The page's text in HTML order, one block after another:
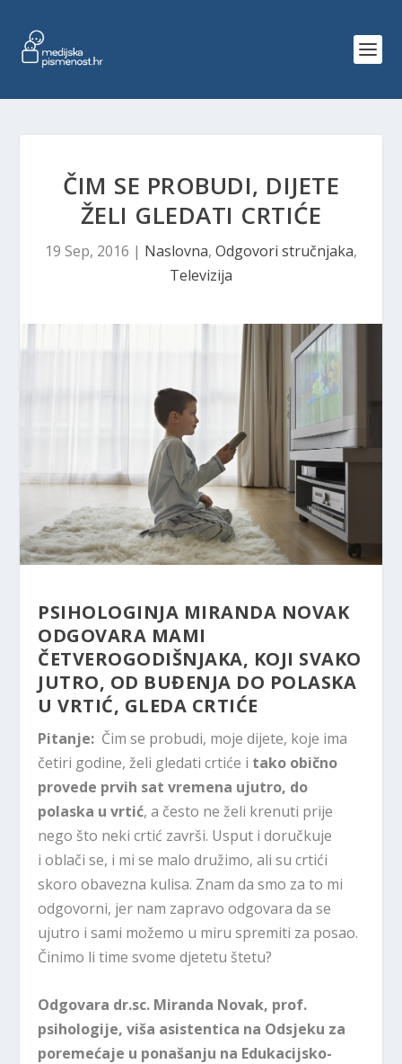
ČIM SE PROBUDI, DIJETE
ŽELI GLEDATI CRTIĆE
19 Sep, 2016 | Naslovna, Odgovori stručnjaka,
Televizija
PSIHOLOGINJA MIRANDA NOVAK
ODGOVARA MAMI
ČETVEROGODIŠNJAKA, KOJI SVAKO
JUTRO, OD BUĐENJA DO POLASKA
U VRTIĆ, GLEDA CRTIĆE
Pitanje: Čim se probudi, moje dijete, koje ima
četiri godine, želi gledati crtiće i tako obično
provede prvih sat vremena ujutro, do
polaska u vrtić, a često ne želi krenuti prije
nego što neki crtić završi. Usput i doručkuje
i oblači se, i mi se malo družimo, ali su crtići
skoro obavezna kulisa. Znam da smo za to mi
odgovorni, jer nam zapravo odgovara da se
ujutro i sami možemo u miru spremiti za posao.
Činimo li time svome djetetu štetu?
Odgovara dr.sc. Miranda Novak, prof.
psihologije, viša asistentica na Odsjeku za
poremećaje u ponašanju na Edukacijsko-